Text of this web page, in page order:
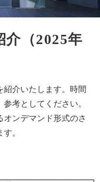
介（2025年
介いたします。時間
考としてください。
オンデマンド形式のさ
。